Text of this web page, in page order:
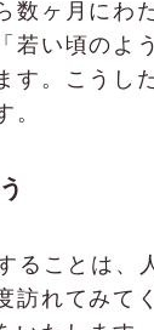
ヶ月にわ
若い頃の
す。こうし
。
ることは
訪れてみ